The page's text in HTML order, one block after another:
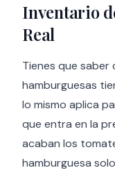
Inventario
Real
Tienes que
hamburguesas
lo mismo aplica
que entra en la
acaban los
hamburguesa